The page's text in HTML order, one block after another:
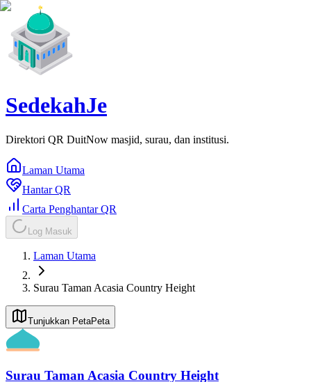
SedekahJe
Direktori QR DuitNow masjid, surau, dan institusi.
Laman Utama
Hantar QR
Carta Penghantar QR
Log Masuk
Laman Utama
Surau Taman Acasia Country Height
Tunjukkan PetaPeta
Surau Taman Acasia Country Height